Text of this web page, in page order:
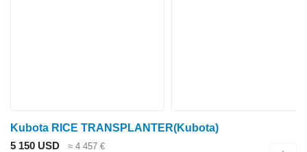
Kubota RICE TRANSPLANTER(Kubota)
5 150 USD
≈ 4 457 €